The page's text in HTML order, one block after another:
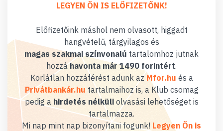
LEGYEN ÖN IS ELŐFIZETŐNK!
Előfizetőink máshol nem olvasott, higgadt
hangvételű, tárgyilagos és
magas szakmai színvonalú tartalomhoz jutnak
hozzáhavonta már 1490 forintért.
Korlátlan hozzáférést adunk az Mfor.hu és a
Privátbankár.hu tartalmaihoz is, a Klub csomag
pedig a hirdetés nélküliolvasási lehetőséget is
tartalmazza.
Mi nap mint nap bizonyítani fogunk! Legyen Ön is